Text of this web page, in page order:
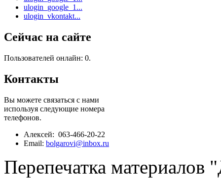
ulogin_google_1...
ulogin_vkontakt...
Сейчас на сайте
Пользователей онлайн: 0.
Контакты
Вы можете связаться с нами
используя следующие номера
телефонов.
Алексей: 063-466-20-22
Email: bolgarovi@inbox.ru
Перепечатка материалов